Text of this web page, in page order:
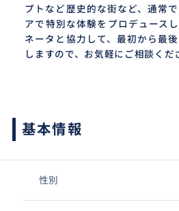
プトなど歴史的な街など、通常
アで特別な体験をプロデュース
ネータと協力して、最初から最
しますので、お気軽にご相談くだ
基本情報
性別